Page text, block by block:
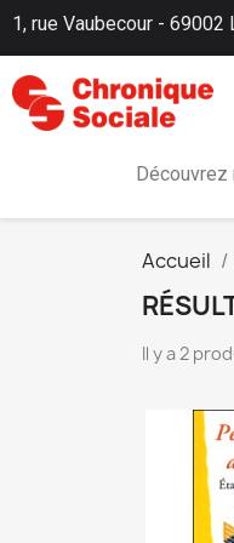
1, rue Vaubecour - 69002
Accueil
Il y a 2